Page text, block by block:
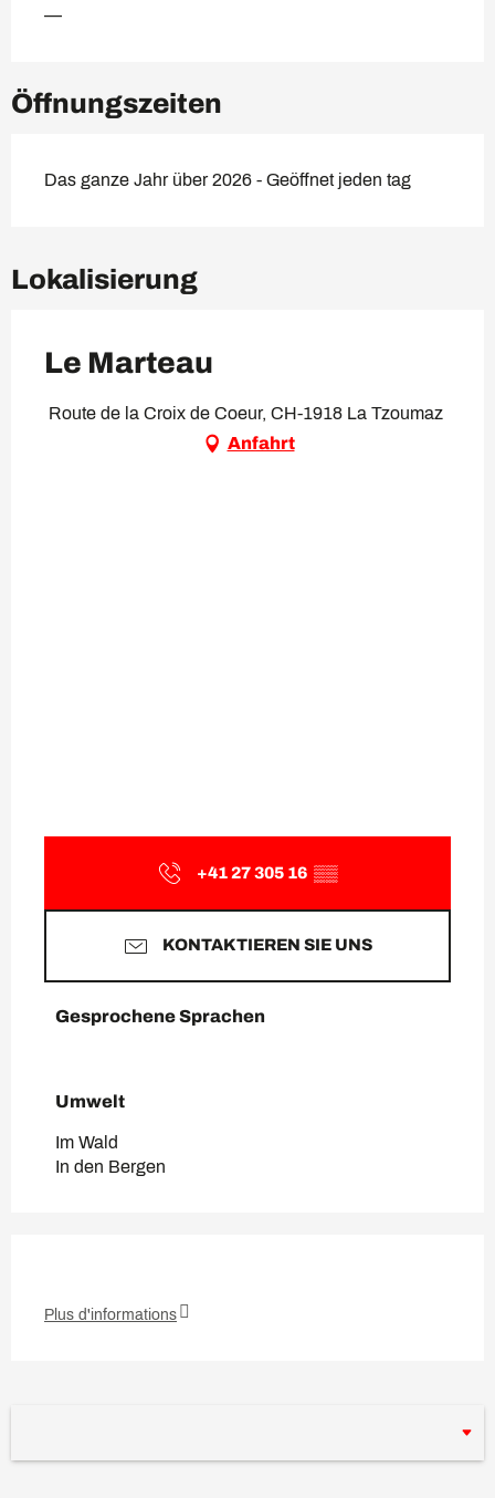
—
Öffnungszeiten
Das ganze Jahr über 2026 - Geöffnet jeden tag
Lokalisierung
Le Marteau
Route de la Croix de Coeur, CH-1918 La Tzoumaz
Anfahrt
+41 27 305 16 ▒▒
KONTAKTIEREN SIE UNS
Gesprochene Sprachen
Gesprochene Sprachen
Umwelt
Umwelt
Im Wald
In den Bergen
Plus d'informations